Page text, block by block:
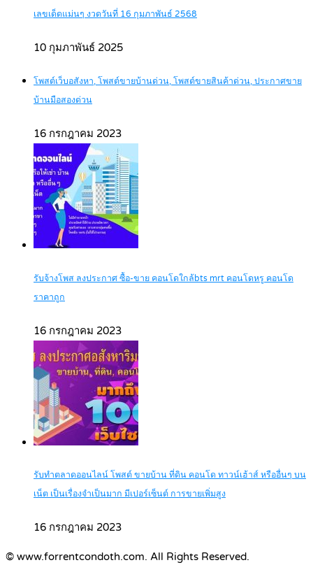
เลขเด็ดแม่นๆ งวดวันที่ 16 กุมภาพันธ์ 2568
10 กุมภาพันธ์ 2025
โพสต์เว็บอสังหา, โพสต์ขายบ้านด่วน, โพสต์ขายสินค้าด่วน, ประกาศขาย
บ้านมือสองด่วน
16 กรกฎาคม 2023
รับจ้างโพส ลงประกาศ ซื้อ-ขาย คอนโดใกล้bts mrt คอนโดหรู คอนโด
ราคาถูก
16 กรกฎาคม 2023
รับทำตลาดออนไลน์ โพสต์ ขายบ้าน ที่ดิน คอนโด ทาวน์เฮ้าส์ หรืออื่นๆ บน
เน็ต เป็นเรื่องจำเป็นมาก มีเปอร์เซ็นต์ การขายเพิ่มสูง
16 กรกฎาคม 2023
© www.forrentcondoth.com. All Rights Reserved.